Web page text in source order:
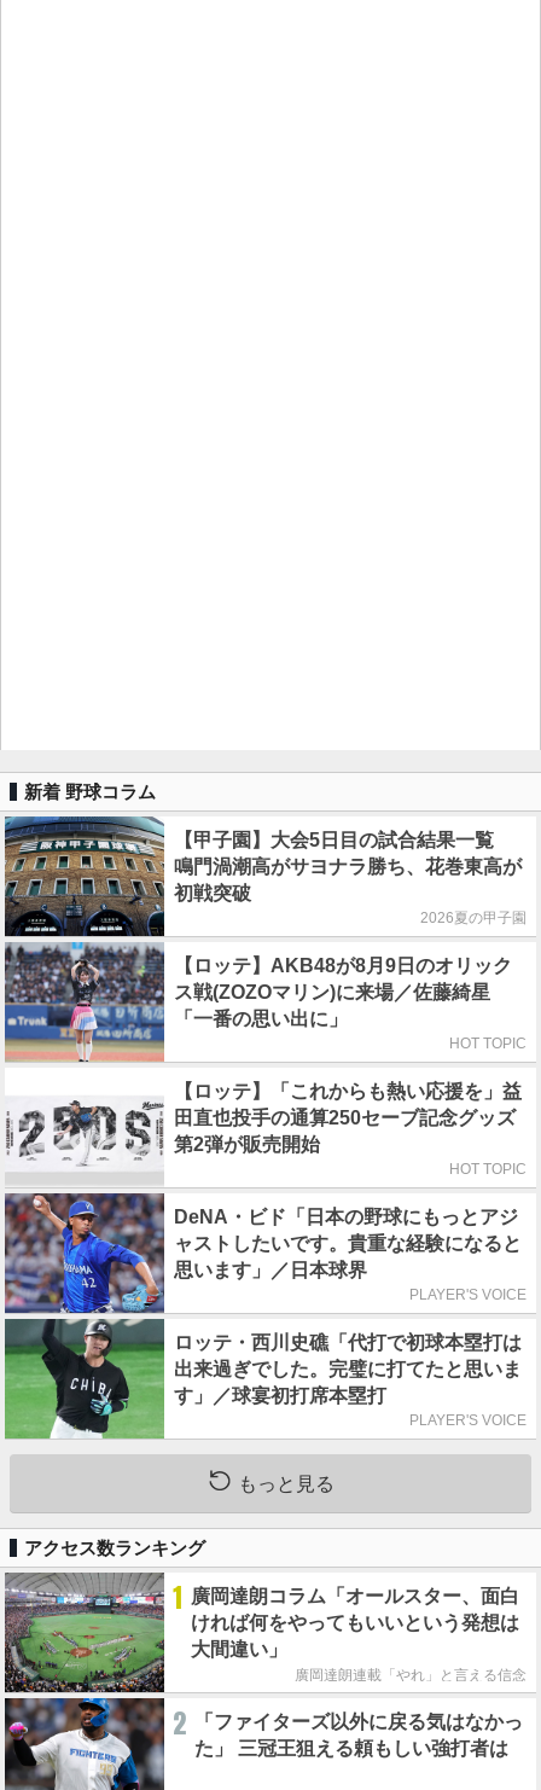
新着 野球コラム
【甲子園】大会5日目の試合結果一覧
鳴門渦潮高がサヨナラ勝ち、花巻東高が
初戦突破
2026夏の甲子園
【ロッテ】AKB48が8月9日のオリック
ス戦(ZOZOマリン)に来場／佐藤綺星
「一番の思い出に」
HOT TOPIC
【ロッテ】「これからも熱い応援を」益
田直也投手の通算250セーブ記念グッズ
第2弾が販売開始
HOT TOPIC
DeNA・ビド「日本の野球にもっとアジ
ャストしたいです。貴重な経験になると
思います」／日本球界
PLAYER'S VOICE
ロッテ・西川史礁「代打で初球本塁打は
出来過ぎでした。完璧に打てたと思いま
す」／球宴初打席本塁打
PLAYER'S VOICE
もっと見る
アクセス数ランキング
1 廣岡達朗コラム「オールスター、面白
ければ何をやってもいいという発想は
大間違い」
廣岡達朗連載「やれ」と言える信念
2
「ファイターズ以外に戻る気はなかっ
た」 三冠王狙える頼もしい強打者は